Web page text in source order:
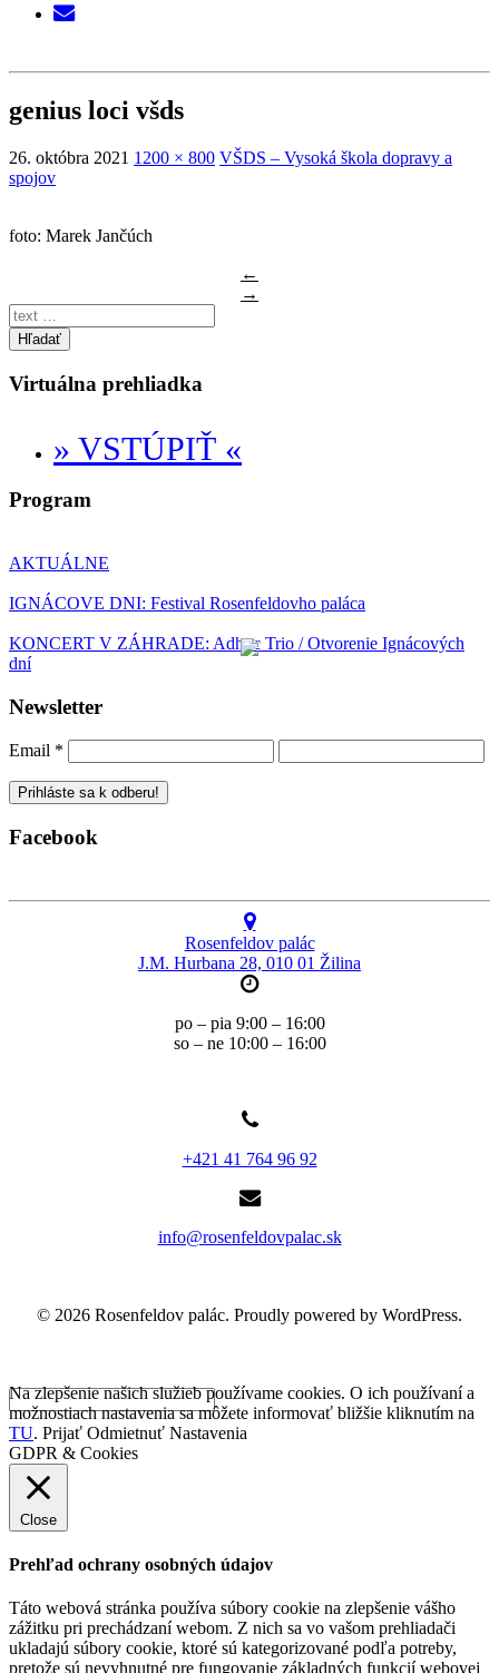
genius loci všds
26. októbra 2021 1200 × 800 VŠDS – Vysoká škola dopravy a
spojov
foto: Marek Jančúch
←
→
Hľadať
Virtuálna prehliadka
» VSTÚPIŤ «
Program
AKTUÁLNE
IGNÁCOVE DNI: Festival Rosenfeldovho paláca
KONCERT V ZÁHRADE: Adhoc Trio / Otvorenie Ignácových
dní
Newsletter
Email *
Facebook
Rosenfeldov palác
J.M. Hurbana 28, 010 01 Žilina
po – pia 9:00 – 16:00
so – ne 10:00 – 16:00
+421 41 764 96 92
info@rosenfeldovpalac.sk
© 2026 Rosenfeldov palác. Proudly powered by WordPress.
Na zlepšenie našich služieb používame cookies. O ich používaní a
možnostiach nastavenia sa môžete informovať bližšie kliknutím na
TU. Prijať Odmietnuť Nastavenia
GDPR & Cookies
Close
Prehľad ochrany osobných údajov
Táto webová stránka používa súbory cookie na zlepšenie vášho
zážitku pri prechádzaní webom. Z nich sa vo vašom prehliadači
ukladajú súbory cookie, ktoré sú kategorizované podľa potreby,
pretože sú nevyhnutné pre fungovanie základných funkcií webovej